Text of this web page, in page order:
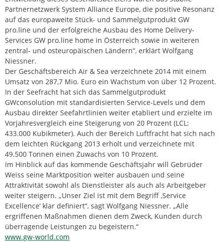
Partnernetzwerk System Alliance Europe, die positive Resonanz
auf das europaweite Stück- und Sammelgutprodukt GW
pro.line und der erfolgreiche Ausbau des Home Delivery-
Services GW pro.line home in Österreich sowie in weiteren
zentral- und osteuropäischen Ländern“, erklärt Wolfgang
Niessner.
Der Geschäftsbereich Air & Sea verzeichnete 2014 mit einem
Umsatz von 287,7 Mio. Euro ein Wachstum von über 12 Prozent.
In der Seefracht hat sich das Sammelgutprodukt
GWconsolution mit standardisierten Service-Levels und dem
Ausbau direkter Seefahrtlinien weiter etabliert und erzielte im
Vorjahresvergleich eine Steigerung von 20 Prozent (LCL:
433.000 Kubikmeter). Auch der Bereich Luftfracht hat sich nach
dem leichten Rückgang 2013 erholt und verzeichnete mit
49.500 Tonnen einen Zuwachs von 10 Prozent.
Im Hinblick auf das kommende Geschäftsjahr will Gebrüder
Weiss seine Marktposition weiter ausbauen und seine
Attraktivität sowohl als Dienstleister als auch als Arbeitgeber
weiter steigern. „Unser Ziel ist mit dem Begriff ‚Service
Excellence‘ klar definiert“, sagt Wolfgang Niessner. „Alle
ergriffenen Maßnahmen dienen dem Zweck, Kunden durch
überragende Leistungen zu begeistern.“
www.gw-world.com